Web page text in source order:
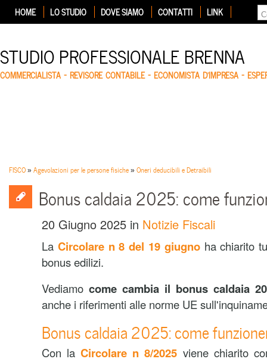
HOME LO STUDIO DOVE SIAMO CONTATTI LINK
STUDIO PROFESSIONALE BRENNA
COMMERCIALISTA – REVISORE CONTABILE – ECONOMISTA D'IMPRESA –
FISCO»Agevolazioni per le persone fisiche»Oneri deducibili e Detraibili
Bonus caldaia 2025: come
20 Giugno 2025 in Notizie Fiscali
La Circolare n 8 del 19 giugnoha chiarito
bonus edilizi.
Vediamo come cambia il bonus caldaia
anche i riferimenti alle norme UE
Bonus caldaia 2025: come
Con laCircolare n 8/2025 viene chiarito